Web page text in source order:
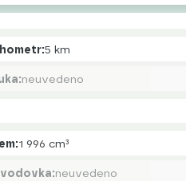
5 km
neuvedeno
1 996 cm³
neuvedeno